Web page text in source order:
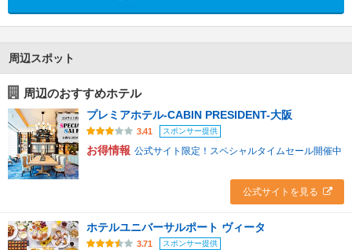
周辺スポット
周辺のおすすめホテル
プレミアホテル-CABIN PRESIDENT-大阪
3.41 スポンサー提供
お得情報 公式サイト限定！スペシャルタイムセール開催中
公式サイトを見る
ホテルユニバーサルポート ヴィータ
3.71 スポンサー提供